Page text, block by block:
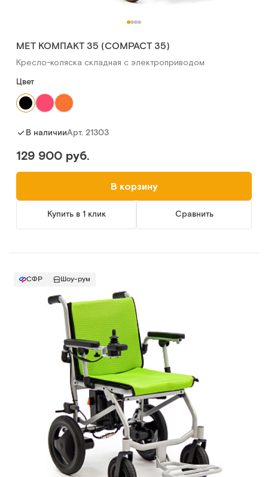
MET КОМПАКТ 35 (COMPACT 35)
Кресло-коляска складная с электроприводом
Цвет
В наличииАрт. 21303
129 900 руб.
В корзину
Купить в 1 клик Сравнить
СФР Шоу-рум